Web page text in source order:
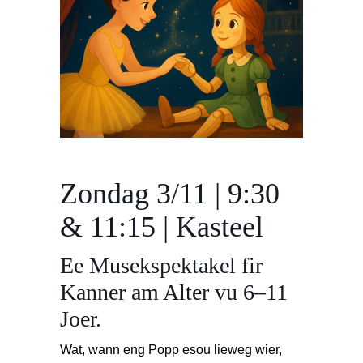
Zondag 3/11 | 9:30
& 11:15 | Kasteel
Ee Musekspektakel fir
Kanner am Alter vu 6–11
Joer.
Wat, wann eng Popp esou lieweg wier,